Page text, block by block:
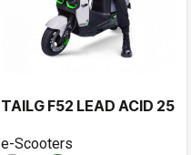
TAILG F52 LEAD ACID 25
e-Scooters